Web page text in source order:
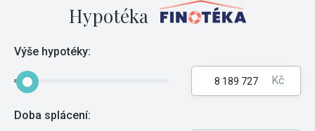
Hypotéka
Výše hypotéky:
Kč
Doba splácení: